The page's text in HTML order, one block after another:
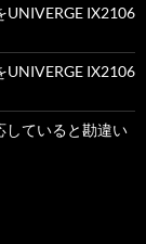
UNIVERGE IX2106
UNIVERGE IX2106
していると勘違い